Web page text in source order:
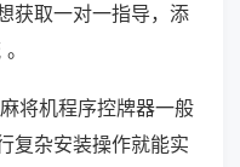
获取一对一指导，添
将机程序控牌器一般
复杂安装操作就能实